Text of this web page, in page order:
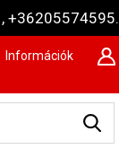
+36205574595.
Információk